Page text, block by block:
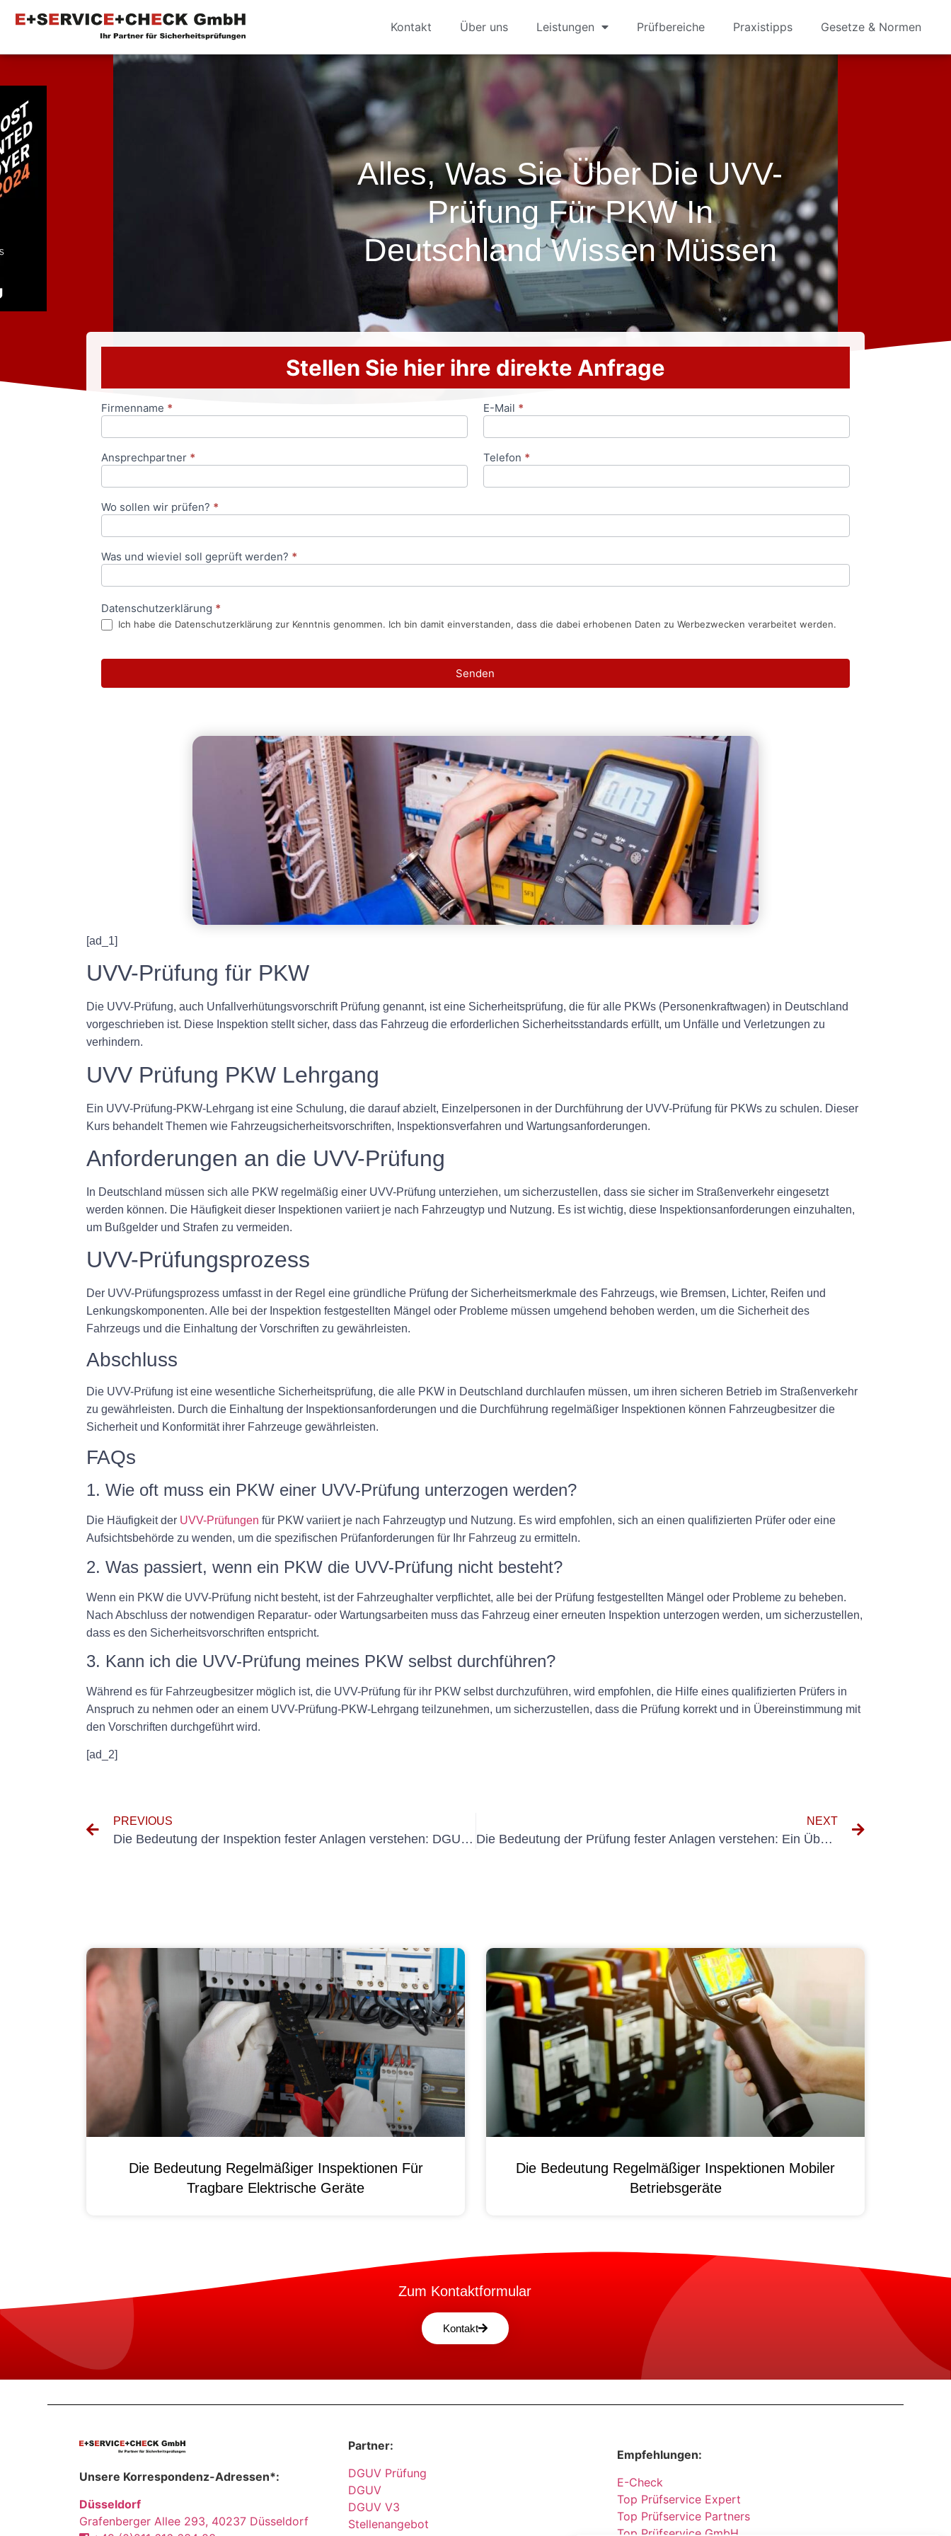
Kontakt Über uns Leistungen Prüfbereiche Praxistipps Gesetze & Normen
Alles, Was Sie Über Die UVV-
Prüfung Für PKW In
Deutschland Wissen Müssen
Stellen Sie hier ihre direkte Anfrage
Anfrageformular
Firmenname * E-Mail *
Ansprechpartner * Telefon *
Wo sollen wir prüfen? *
Was und wieviel soll geprüft werden? *
Datenschutzerklärung *
Ich habe die Datenschutzerklärung zur Kenntnis genommen. Ich bin damit einverstanden, dass die dabei erhobenen Daten zu Werbezwecken verarbeitet werden.
Senden
[ad_1]
UVV-Prüfung für PKW
Die UVV-Prüfung, auch Unfallverhütungsvorschrift Prüfung genannt, ist eine Sicherheitsprüfung, die für alle PKWs (Personenkraftwagen) in Deutschland
vorgeschrieben ist. Diese Inspektion stellt sicher, dass das Fahrzeug die erforderlichen Sicherheitsstandards erfüllt, um Unfälle und Verletzungen zu
verhindern.
UVV Prüfung PKW Lehrgang
Ein UVV-Prüfung-PKW-Lehrgang ist eine Schulung, die darauf abzielt, Einzelpersonen in der Durchführung der UVV-Prüfung für PKWs zu schulen. Dieser
Kurs behandelt Themen wie Fahrzeugsicherheitsvorschriften, Inspektionsverfahren und Wartungsanforderungen.
Anforderungen an die UVV-Prüfung
In Deutschland müssen sich alle PKW regelmäßig einer UVV-Prüfung unterziehen, um sicherzustellen, dass sie sicher im Straßenverkehr eingesetzt
werden können. Die Häufigkeit dieser Inspektionen variiert je nach Fahrzeugtyp und Nutzung. Es ist wichtig, diese Inspektionsanforderungen einzuhalten,
um Bußgelder und Strafen zu vermeiden.
UVV-Prüfungsprozess
Der UVV-Prüfungsprozess umfasst in der Regel eine gründliche Prüfung der Sicherheitsmerkmale des Fahrzeugs, wie Bremsen, Lichter, Reifen und
Lenkungskomponenten. Alle bei der Inspektion festgestellten Mängel oder Probleme müssen umgehend behoben werden, um die Sicherheit des
Fahrzeugs und die Einhaltung der Vorschriften zu gewährleisten.
Abschluss
Die UVV-Prüfung ist eine wesentliche Sicherheitsprüfung, die alle PKW in Deutschland durchlaufen müssen, um ihren sicheren Betrieb im Straßenverkehr
zu gewährleisten. Durch die Einhaltung der Inspektionsanforderungen und die Durchführung regelmäßiger Inspektionen können Fahrzeugbesitzer die
Sicherheit und Konformität ihrer Fahrzeuge gewährleisten.
FAQs
1. Wie oft muss ein PKW einer UVV-Prüfung unterzogen werden?
Die Häufigkeit der UVV-Prüfungen für PKW variiert je nach Fahrzeugtyp und Nutzung. Es wird empfohlen, sich an einen qualifizierten Prüfer oder eine
Aufsichtsbehörde zu wenden, um die spezifischen Prüfanforderungen für Ihr Fahrzeug zu ermitteln.
2. Was passiert, wenn ein PKW die UVV-Prüfung nicht besteht?
Wenn ein PKW die UVV-Prüfung nicht besteht, ist der Fahrzeughalter verpflichtet, alle bei der Prüfung festgestellten Mängel oder Probleme zu beheben.
Nach Abschluss der notwendigen Reparatur- oder Wartungsarbeiten muss das Fahrzeug einer erneuten Inspektion unterzogen werden, um sicherzustellen,
dass es den Sicherheitsvorschriften entspricht.
3. Kann ich die UVV-Prüfung meines PKW selbst durchführen?
Während es für Fahrzeugbesitzer möglich ist, die UVV-Prüfung für ihr PKW selbst durchzuführen, wird empfohlen, die Hilfe eines qualifizierten Prüfers in
Anspruch zu nehmen oder an einem UVV-Prüfung-PKW-Lehrgang teilzunehmen, um sicherzustellen, dass die Prüfung korrekt und in Übereinstimmung mit
den Vorschriften durchgeführt wird.
[ad_2]
PREVIOUS
Die Bedeutung der Inspektion fester Anlagen verstehen: DGUV-Vorschriften erklärt
NEXT
Die Bedeutung der Prüfung fester Anlagen verstehen: Ein Überblick über DGUV V3
Die Bedeutung Regelmäßiger Inspektionen Für
Tragbare Elektrische Geräte
Die Bedeutung Regelmäßiger Inspektionen Mobiler
Betriebsgeräte
Zum Kontaktformular
Kontakt
Unsere Korrespondenz-Adressen*:
Düsseldorf
Grafenberger Allee 293, 40237 Düsseldorf
Partner:
DGUV Prüfung
DGUV
DGUV V3
Stellenangebot
Empfehlungen:
E-Check
Top Prüfservice Expert
Top Prüfservice Partners
Top Prüfservice GmbH